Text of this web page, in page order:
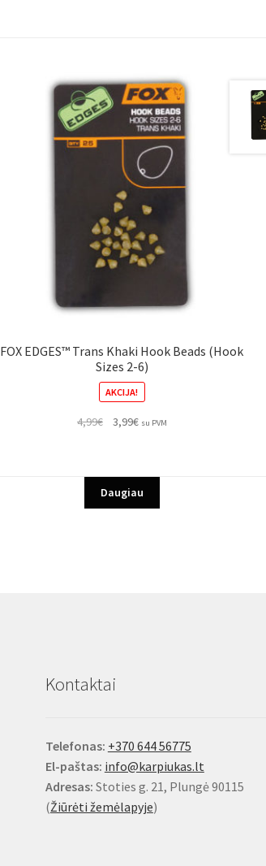
FOX EDGES™ Trans Khaki Hook Beads (Hook
Sizes 2-6)
AKCIJA!
4,99€
Original
4,99€.
3,99€Current
3,99€.
su PVM
Daugiau
Kontaktai
Telefonas: +370 644 56775
El-paštas: info@karpiukas.lt
Adresas: Stoties g. 21, Plungė 90115
(Žiūrėti žemėlapyje)